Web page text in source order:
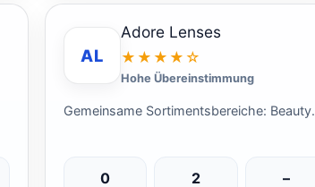
AL
Adore Lenses
★★★★☆
Hohe Übereinstimmung
Gemeinsame Sortimentsbereiche: Beauty.
0 2 –